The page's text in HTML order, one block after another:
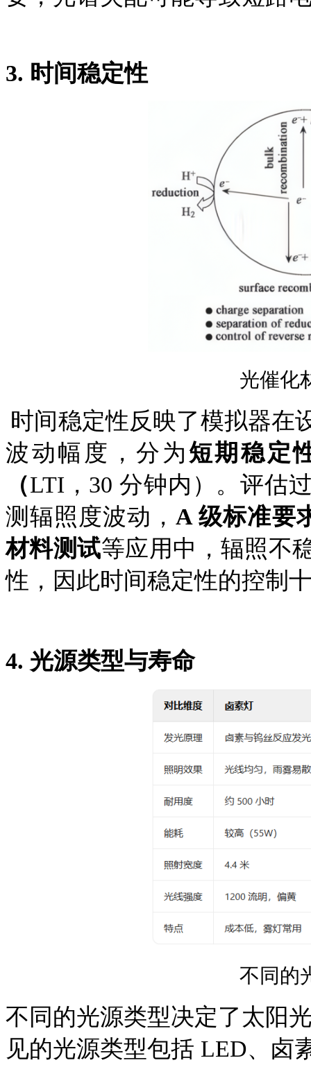
3. 时间稳定性
光催化
时间稳定性反映了模拟器在
波动幅度，分为 短期稳定
（LTI，30 分钟内）。评估
测辐照度波动，A 级标准要
材料测试等应用中，辐照不
性，因此时间稳定性的控制
4. 光源类型与寿命
不同的
不同的光源类型决定了太阳
见的光源类型包括 LED、卤